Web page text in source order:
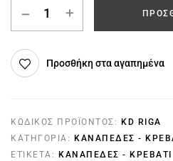
Προσθήκη στα αγαπημένα
ΚΩΔΙΚΌΣ ΠΡΟΪΌΝΤΟΣ:
KD RIGA
ΚΑΤΗΓΟΡΊΑ:
ΚΑΝΑΠΈΔΕΣ -
ΕΤΙΚΈΤΑ:
ΚΑΝΑΠΕΔΕΣ - ΚΡΕΒΑΤΙ